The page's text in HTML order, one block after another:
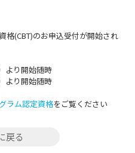
格(CBT)のお申込受付が開始され
より開始随時
より開始随時
ラム認定資格をご覧ください
戻る